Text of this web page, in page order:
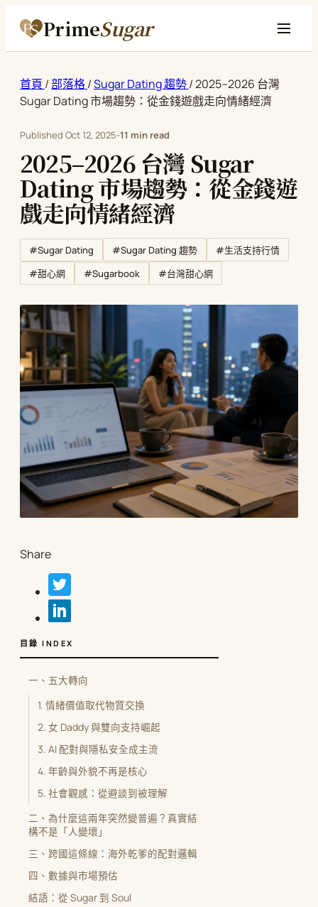
PrimeSugar
首頁 /部落格/Sugar Dating 趨勢/2025–2026 台灣
Sugar Dating 市場趨勢：從金錢遊戲走向情緒經濟
Published Oct 12, 2025-11 min read
2025–2026 台灣 Sugar
Dating 市場趨勢：從金錢遊
戲走向情緒經濟
#Sugar Dating #Sugar Dating 趨勢
#生活支持行情
#甜心網
#Sugarbook #台灣甜心網
Share
目錄 INDEX
一、五大轉向
1. 情緒價值取代物質交換
2. 女 Daddy 與雙向支持崛起
3. AI 配對與隱私安全成主流
4. 年齡與外貌不再是核心
5. 社會觀感：從避談到被理解
二、為什麼這兩年突然變普遍？真實結
構不是「人變壞」
三、跨國這條線：海外乾爹的配對邏輯
四、數據與市場預估
結語：從 Sugar 到 Soul